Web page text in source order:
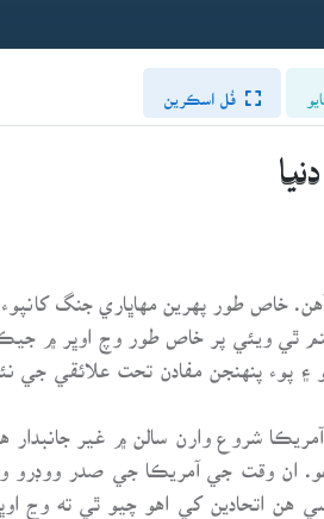
فُل اسڪرين
آهن. خاص طور پهرين مهاڀاري جنگ
ختم ٿي ويئي پر خاص طور وچ اوڀر ۾
۽ پوء پنهنجن مفادن تحت
شروع وارن سالن ۾ غير
ان وقت جي آمريڪا جي صدر ووڊرو
هن اتحادين کي اهو چيو ٿي ته